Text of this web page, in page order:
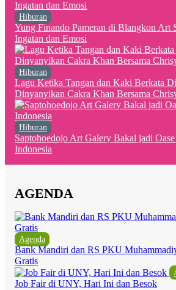
Hiburan
Yung Finando Pameran di Blangkon Art
Ingatan dan Emosi
Hiburan
Lagu Ketika Tangan dan Kaki Berkata
Dinyanyikan Cakra Khan Bersama
Hiburan
Saptohoedojo Art Galery Bakal jadi
Indonesia
AGENDA
Agenda
Bank Mandiri dan RS PKU
Gratis
Job Fair di UNY, Hari Ini dan Besok